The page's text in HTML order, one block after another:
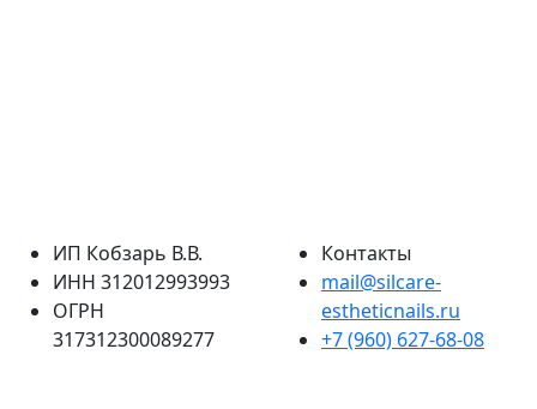
ИП Кобзарь В.В.
ИНН 312012993993
ОГРН
317312300089277
Контакты
mail@silcare-
estheticnails.ru
+7 (960) 627-68-08